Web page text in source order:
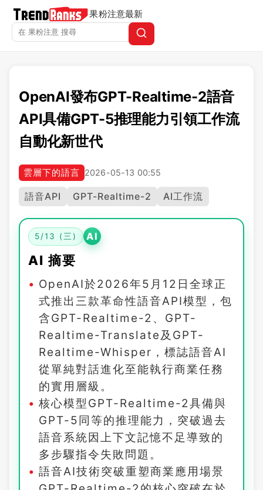
果粉注意最新
OpenAI發布GPT-Realtime-2語音
API具備GPT-5推理能力引領工作流
自動化新世代
雲層下的語言 2026-05-13 00:55
語音API GPT-Realtime-2 AI工作流
5/13 (三) AI
AI 摘要
OpenAI於2026年5月12日全球正
式推出三款革命性語音API模型，包
含GPT-Realtime-2、GPT-
Realtime-Translate及GPT-
Realtime-Whisper，標誌語音AI
從單純對話進化至能執行商業任務
的實用層級。
核心模型GPT-Realtime-2具備與
GPT-5同等的推理能力，突破過去
語音系統因上下文記憶不足導致的
多步驟指令失敗問題。
語音AI技術突破重塑商業應用場景